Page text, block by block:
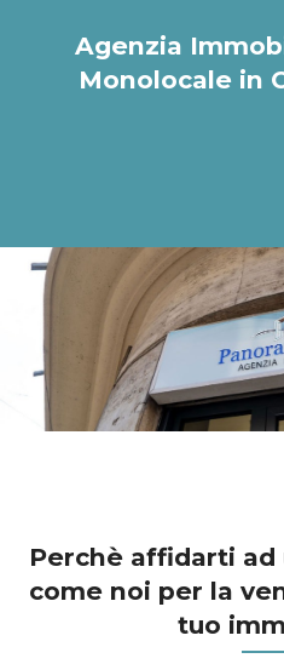
Agenzia
Monolocale in
Perchè affidarti
come noi per la
tuo